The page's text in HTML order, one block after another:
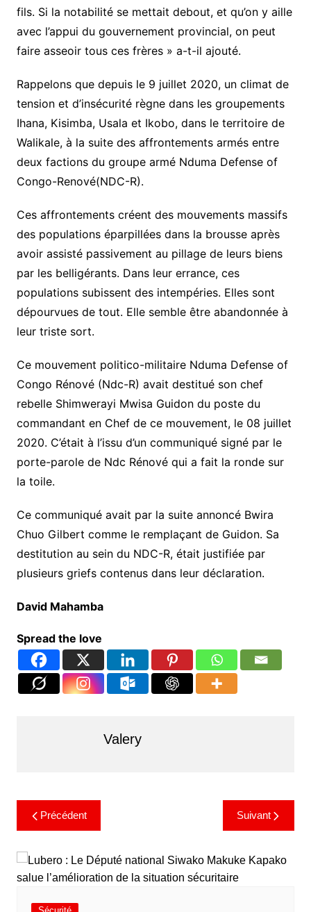
fils. Si la notabilité se mettait debout, et qu’on y aille
avec l’appui du gouvernement provincial, on peut
faire asseoir tous ces frères » a-t-il ajouté.
Rappelons que depuis le 9 juillet 2020, un climat de
tension et d’insécurité règne dans les groupements
Ihana, Kisimba, Usala et Ikobo, dans le territoire de
Walikale, à la suite des affrontements armés entre
deux factions du groupe armé Nduma Defense of
Congo-Renové(NDC-R).
Ces affrontements créent des mouvements massifs
des populations éparpillées dans la brousse après
avoir assisté passivement au pillage de leurs biens
par les belligérants. Dans leur errance, ces
populations subissent des intempéries. Elles sont
dépourvues de tout. Elle semble être abandonnée à
leur triste sort.
Ce mouvement politico-militaire Nduma Defense of
Congo Rénové (Ndc-R) avait destitué son chef
rebelle Shimwerayi Mwisa Guidon du poste du
commandant en Chef de ce mouvement, le 08 juillet
2020. C’était à l’issu d’un communiqué signé par le
porte-parole de Ndc Rénové qui a fait la ronde sur
la toile.
Ce communiqué avait par la suite annoncé Bwira
Chuo Gilbert comme le remplaçant de Guidon. Sa
destitution au sein du NDC-R, était justifiée par
plusieurs griefs contenus dans leur déclaration.
David Mahamba
Spread the love
Valery
Précédent Suivant